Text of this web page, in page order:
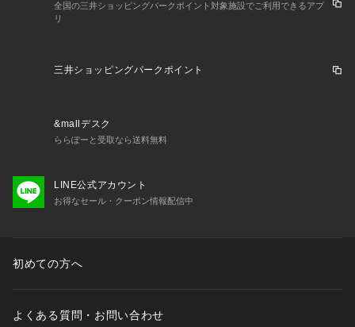
全国の三井ショッピングパークポイント対象施設でご利用できるアプ
リ
三井ショッピングパークポイント
&mallデスク
ららぽーと受取なら送料無料
LINE公式アカウント
お得なセール・クーポン情報配信中
初めての方へ
よくある質問・お問い合わせ